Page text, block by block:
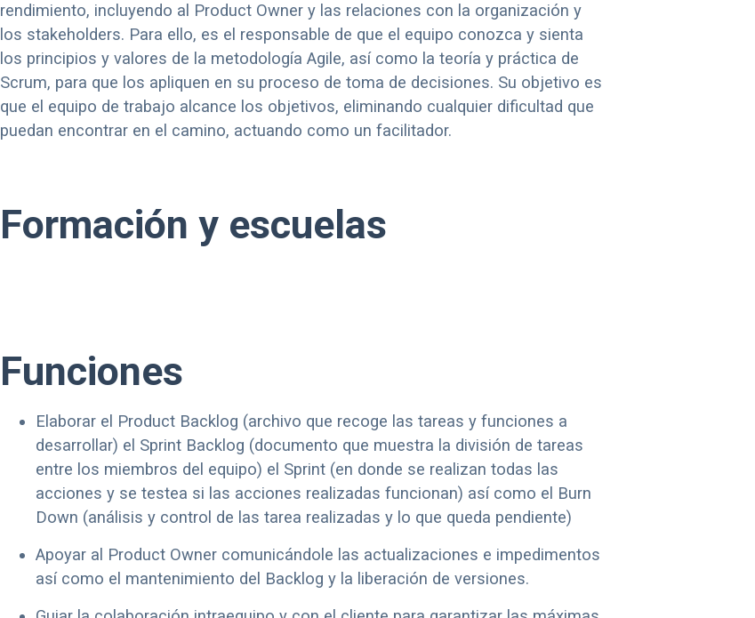
rendimiento, incluyendo al Product Owner y las relaciones con la organización y
los stakeholders. Para ello, es el responsable de que el equipo conozca y sienta
los principios y valores de la metodología Agile, así como la teoría y práctica de
Scrum, para que los apliquen en su proceso de toma de decisiones. Su objetivo es
que el equipo de trabajo alcance los objetivos, eliminando cualquier dificultad que
puedan encontrar en el camino, actuando como un facilitador.
Formación y escuelas
Funciones
Elaborar el Product Backlog (archivo que recoge las tareas y funciones a
desarrollar) el Sprint Backlog (documento que muestra la división de tareas
entre los miembros del equipo) el Sprint (en donde se realizan todas las
acciones y se testea si las acciones realizadas funcionan) así como el Burn
Down (análisis y control de las tarea realizadas y lo que queda pendiente)
Apoyar al Product Owner comunicándole las actualizaciones e impedimentos
así como el mantenimiento del Backlog y la liberación de versiones.